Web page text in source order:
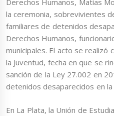
Derechos Humanos, Matías
la ceremonia, sobrevivientes
familiares de detenidos
Derechos Humanos,
municipales. El acto se realizó
la Juventud, fecha en que se
sanción de la Ley 27.002 en
detenidos desaparecidos en
En La Plata, la Unión de